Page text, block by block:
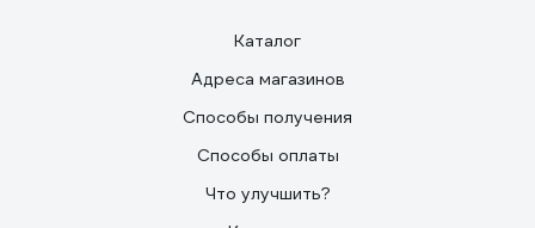
Каталог
Адреса магазинов
Способы получения
Способы оплаты
Что улучшить?